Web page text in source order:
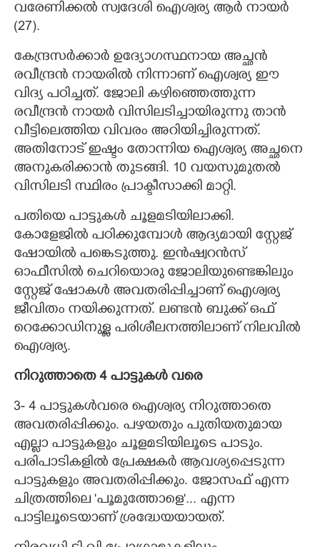
CONTACT US
വരേണിക്കൽ സ്വദേശി ഐശ്വര്യ ആർ നായർ
(27)​.
കേന്ദ്രസർക്കാർ ഉദ്യോഗസ്ഥനായ അച്ഛൻ
രവീന്ദ്രൻ നായരിൽ നിന്നാണ് ഐശ്വര്യ ഈ
വിദ്യ പഠിച്ചത്. ജോലി കഴിഞ്ഞെത്തുന്ന
രവീന്ദ്രൻ നായർ വിസിലടിച്ചായിരുന്നു താൻ
വീട്ടിലെത്തിയ വിവരം അറിയിച്ചിരുന്നത്.
അതിനോട് ഇഷ്ടം തോന്നിയ ഐശ്വര്യ​ അച്ഛനെ
അനുകരിക്കാൻ തുടങ്ങി. 10 വയസുമുതൽ
വിസിലടി സ്ഥിരം പ്രാക്ടീസാക്കി മാറ്റി.
പതിയെ പാട്ടുകൾ ചൂളമടിയിലാക്കി.
കോളേജിൽ പഠിക്കുമ്പോൾ ആദ്യമായി സ്റ്റേജ്
ഷോയിൽ പങ്കെടുത്തു. ഇൻഷ്വറൻസ്
ഓഫീസിൽ ചെറിയൊരു ജോലിയുണ്ടെങ്കിലും
സ്റ്റേജ് ഷോകൾ അവതരിപ്പിച്ചാണ് ഐശ്വര്യ
ജീവിതം നയിക്കുന്നത്. ലണ്ടൻ ബുക്ക് ഒഫ്
റെക്കോഡിനുള്ള പരിശീലനത്തിലാണ് നിലവിൽ
ഐശ്വര്യ.
നിറുത്താതെ 4 പാട്ടുകൾ വരെ
3- 4 പാട്ടുകൾവരെ ഐശ്വര്യ നിറുത്താതെ
അവതരിപ്പിക്കും. പഴയതും പുതിയതുമായ
എല്ലാ പാട്ടുകളും ചൂളമടിയിലൂടെ പാടും.
പരിപാടികളിൽ പ്രേക്ഷകർ ആവശ്യപ്പെടുന്ന
പാട്ടുകളും അവതരിപ്പിക്കും. ജോസഫ് എന്ന
ചിത്രത്തിലെ 'പൂമുത്തോളെ"... എന്ന
പാട്ടിലൂടെയാണ് ശ്രദ്ധേയയായത്.